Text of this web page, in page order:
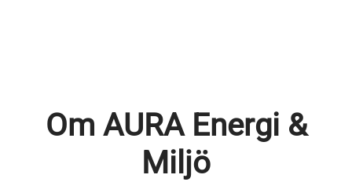
Om AURA Energi &
Miljö